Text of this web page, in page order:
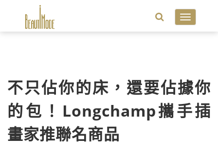
Toggle
不只佔你的床，還要佔據你
的包！Longchamp攜手插
畫家推聯名商品